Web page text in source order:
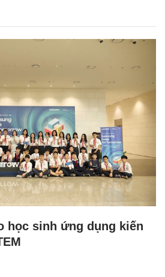
học sinh ứng dụng kiến